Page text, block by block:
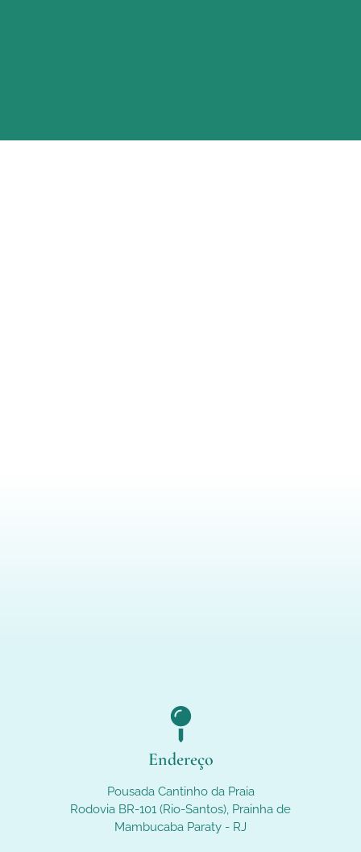
Endereço
Pousada Cantinho da Praia
Rodovia BR-101 (Rio-Santos), Prainha de
Mambucaba Paraty - RJ